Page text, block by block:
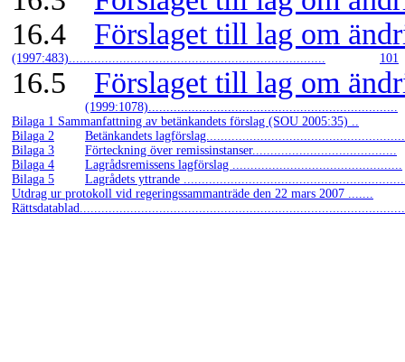
16.4
Förslaget till lag om
(1997:483)....................................................................... 101
16.5 Förslaget till lag om
(1999:1078).....................................................................
Bilaga 1 Sammanfattning av betänkandets förslag (SOU 2005:35) ..
Bilaga 2
Betänkandets lagförslag.......................................................
Bilaga 3
Förteckning över remissinstanser........................................
Bilaga 4
Lagrådsremissens lagförslag ...............................................
Bilaga 5
Lagrådets yttrande
Utdrag ur protokoll vid regeringssammanträde den 22 mars 2007 .......
Rättsdatablad..........................................................................................